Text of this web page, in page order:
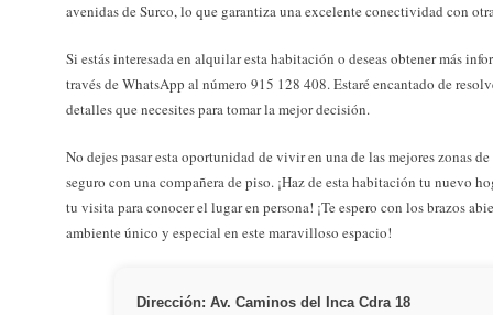
avenidas de Surco, lo que garantiza una excelente conectividad con
Si estás interesada en alquilar esta habitación o deseas obtener más
través de WhatsApp al número 915 128 408. Estaré encantado de
detalles que necesites para tomar la mejor decisión.
No dejes pasar esta oportunidad de vivir en una de las mejores zonas
seguro con una compañera de piso. ¡Haz de esta habitación tu nuevo
tu visita para conocer el lugar en persona! ¡Te espero con los brazos
ambiente único y especial en este maravilloso espacio!
Dirección: Av. Caminos del Inca Cdra 18